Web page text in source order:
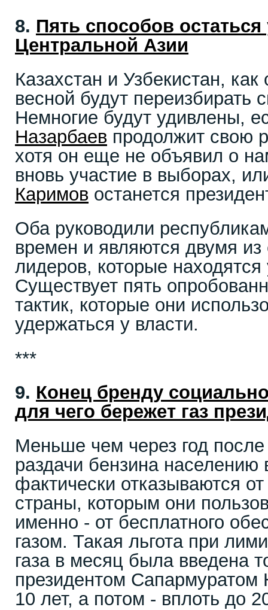
8. Пять способов остаться
Центральной Азии
Казахстан и Узбекистан,
весной будут переизбирать
Немногие будут удивлены,
Назарбаев продолжит свою
хотя он еще не объявил о
вновь участие в выборах,
Каримов останется
Оба руководили
времен и являются двумя
лидеров, которые
Существует пять
тактик, которые они
удержаться у власти.
***
9. Конец бренду
для чего бережет газ
Меньше чем через год
раздачи бензина населению
фактически отказываются
страны, которым они
именно - от бесплатного
газом. Такая льгота при
газа в месяц была введена
президентом
10 лет, а потом - вплоть до